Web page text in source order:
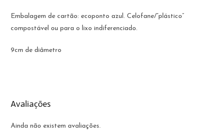
Embalagem de cartão: ecoponto azul. Celofane/”plástico”
compostável ou para o lixo indiferenciado.
9cm de diâmetro
Avaliações
Ainda não existem avaliações.